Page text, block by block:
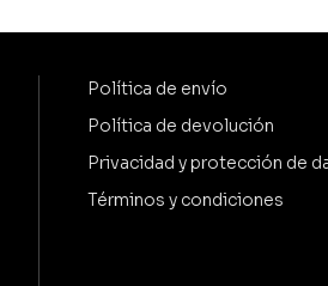
Política de envío
Política de devolución
Privacidad y protección de
Términos y condiciones